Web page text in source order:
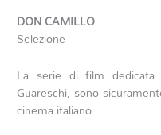
DON CAMILLO
Selezione
La serie di film dedicata
Guareschi, sono
cinema italiano.